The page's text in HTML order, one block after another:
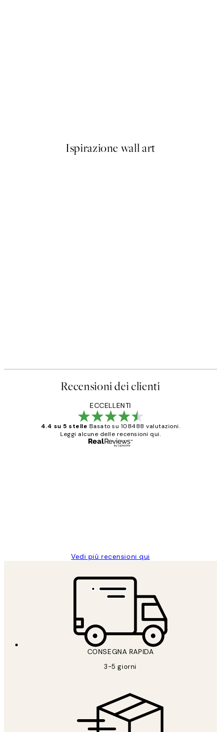
Ispirazione wall art
Recensioni dei clienti
ECCELLENTI
4.4 su 5 stelle Basato su 108488 valutazioni.
Leggi alcune delle recensioni qui.
Vedi più recensioni qui
CONSEGNA RAPIDA
3-5 giorni